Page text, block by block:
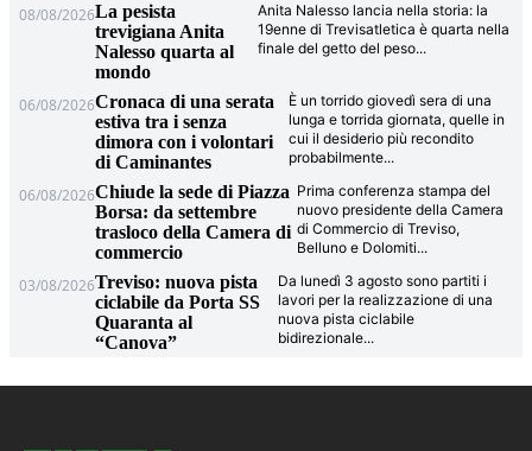
08/08/2026La pesista
trevigiana Anita
Nalesso quarta al
mondo
Anita Nalesso lancia nella storia: la
19enne di Trevisatletica è quarta nella
finale del getto del peso...
06/08/2026Cronaca di una serata
estiva tra i senza
dimora con i volontari
di Caminantes
È un torrido giovedì sera di una
lunga e torrida giornata, quelle in
cui il desiderio più recondito
probabilmente...
06/08/2026Chiude la sede di Piazza
Borsa: da settembre
trasloco della Camera di
commercio
Prima conferenza stampa del
nuovo presidente della Camera
di Commercio di Treviso,
Belluno e Dolomiti...
03/08/2026Treviso: nuova pista
ciclabile da Porta SS
Quaranta al
“Canova”
Da lunedì 3 agosto sono partiti i
lavori per la realizzazione di una
nuova pista ciclabile
bidirezionale...